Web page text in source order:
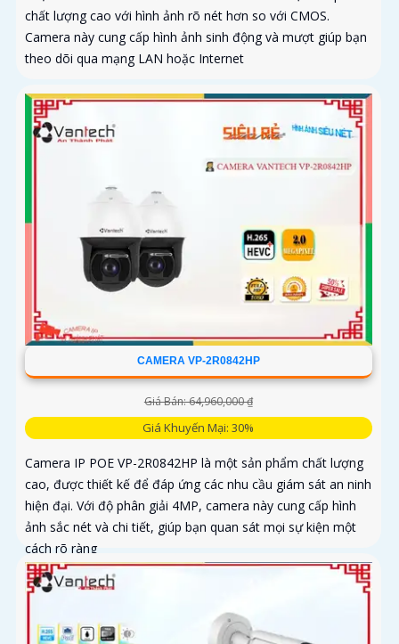
chất lượng cao với hình ảnh rõ nét hơn so với CMOS.
Camera này cung cấp hình ảnh sinh động và mượt giúp bạn
theo dõi qua mạng LAN hoặc Internet
CAMERA VP-2R0842HP
Giá Bán: 64,960,000 ₫
Giá Khuyến Mại: 30%
Camera IP POE VP-2R0842HP là một sản phẩm chất lượng
cao, được thiết kế để đáp ứng các nhu cầu giám sát an ninh
hiện đại. Với độ phân giải 4MP, camera này cung cấp hình
ảnh sắc nét và chi tiết, giúp bạn quan sát mọi sự kiện một
cách rõ ràng